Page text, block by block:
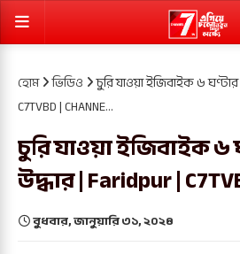
হোম ভিডিও চুরি যাওয়া ইজিবাইক ৬
C7TVBD | CHANNE...
চুরি যাওয়া ইজিবাইক ৬
উদ্ধার | Faridpur |
বুধবার, জানুয়ারি ৩১, ২০২৪